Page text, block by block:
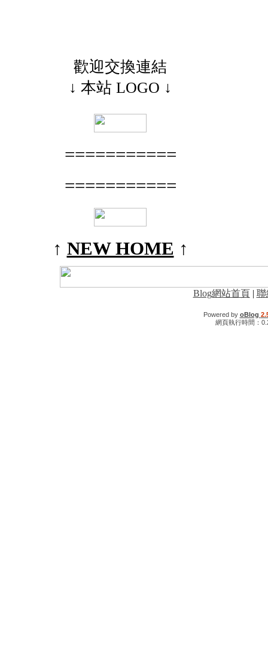
歡迎交換連結
↓ 本站 LOGO ↓
===========
===========
↑ NEW HOME ↑
Blog網站首頁| 聯
Powered by oBlog
網頁執行時間：